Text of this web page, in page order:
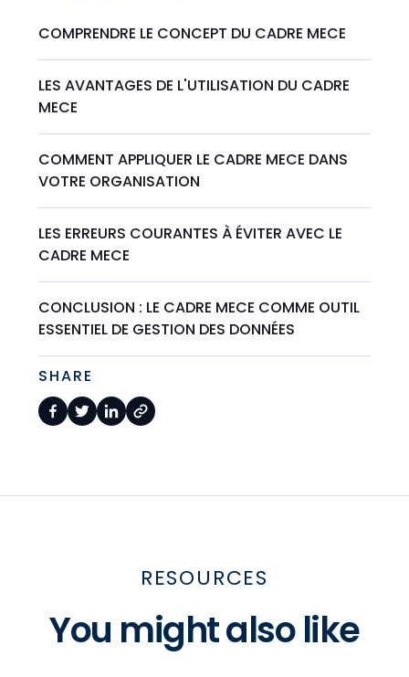
COMPRENDRE LE CONCEPT DU CADRE MECE
LES AVANTAGES DE L'UTILISATION DU CADRE
MECE
COMMENT APPLIQUER LE CADRE MECE DANS
VOTRE ORGANISATION
LES ERREURS COURANTES À ÉVITER AVEC LE
CADRE MECE
CONCLUSION : LE CADRE MECE COMME OUTIL
ESSENTIEL DE GESTION DES DONNÉES
SHARE
RESOURCES
You might also like